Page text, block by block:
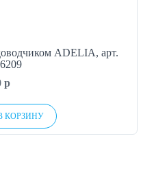
ADELIA, арт.
p
КОРЗИНУ